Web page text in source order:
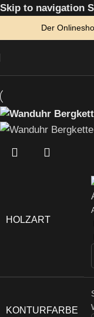
Skip to navigation
Der
HOLZART
KONTURFARBE